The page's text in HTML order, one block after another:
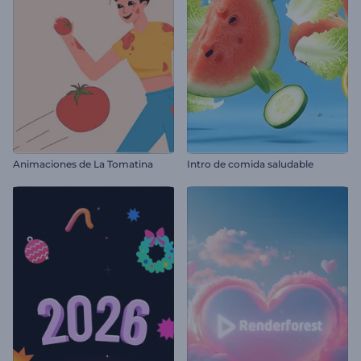
Animaciones de La Tomatina Intro de comida saludable